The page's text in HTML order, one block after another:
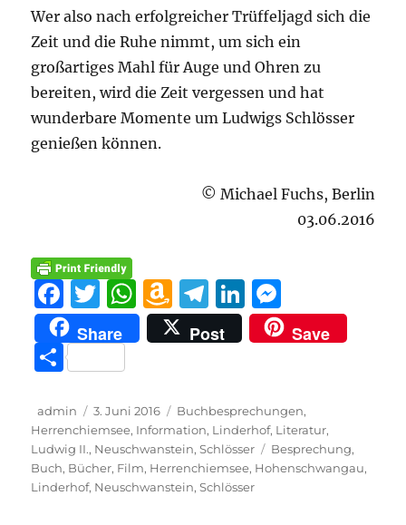
Wer also nach erfolgreicher Trüffeljagd sich die
Zeit und die Ruhe nimmt, um sich ein
großartiges Mahl für Auge und Ohren zu
bereiten, wird die Zeit vergessen und hat
wunderbare Momente um Ludwigs Schlösser
genießen können.
© Michael Fuchs, Berlin
03.06.2016
F
a
c
e
b
o
o
k
T
w
it
te
r
W
h
at
A
p
p
A
m
a
o
n
W
is
T
el
e
r
a
m
Li
n
k
d
I
n
e
ss
n
g
er
Share Post Save
T
le
n
Autor
admin
Veröffentlicht
am
3. Juni 2016 Kategorien
Buchbesprechungen,
Herrenchiemsee, Information, Linderhof, Literatur,
Ludwig II., Neuschwanstein,Schlösser Schlagwörter
Besprechung,
Buch, Bücher, Film, Herrenchiemsee, Hohenschwangau,
Linderhof, Neuschwanstein,Schlösser